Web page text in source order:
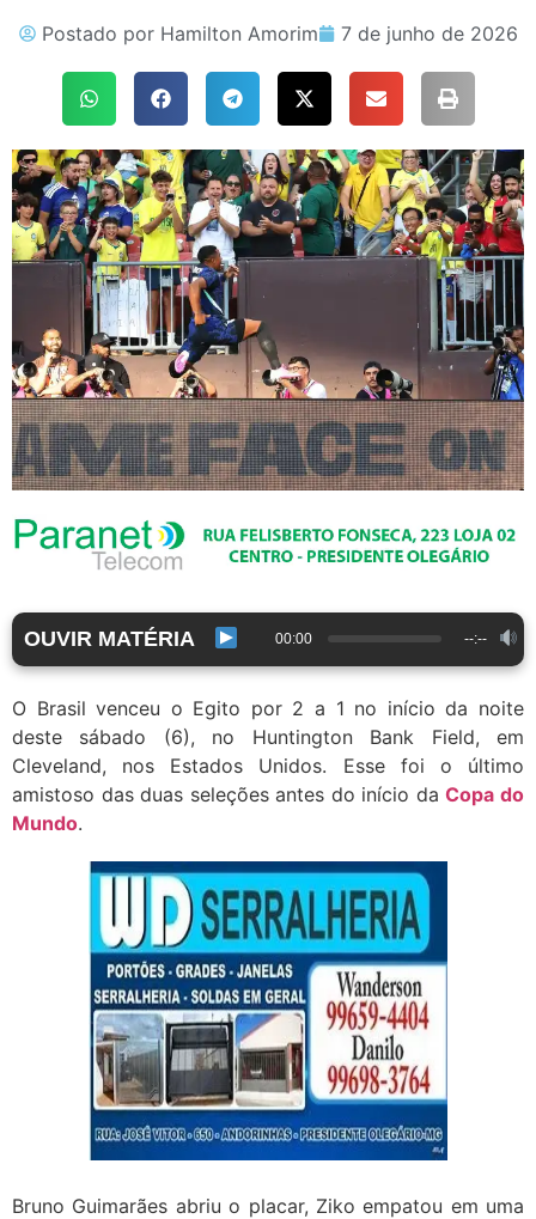
Postado por Hamilton Amorim 7 de junho de 2026
OUVIR MATÉRIA 00:00 --:--
O Brasil venceu o Egito por 2 a 1 no início da noite
deste sábado (6), no Huntington Bank Field, em
Cleveland, nos Estados Unidos. Esse foi o último
amistoso das duas seleções antes do início daCopa do
Mundo.
Bruno Guimarães abriu o placar, Ziko empatou em uma